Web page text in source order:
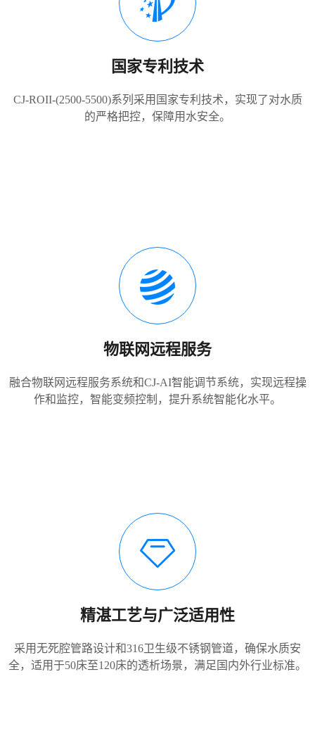
国家专利技术
CJ-ROII-(2500-5500)系列采用国家专利技术，实现了对水质
的严格把控，保障用水安全。
物联网远程服务
融合物联网远程服务系统和CJ-AI智能调节系统，实现远程操
作和监控，智能变频控制，提升系统智能化水平。
精湛工艺与广泛适用性
采用无死腔管路设计和316卫生级不锈钢管道，确保水质安
全，适用于50床至120床的透析场景，满足国内外行业标准。